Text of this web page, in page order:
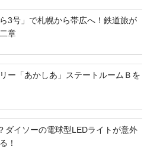
3号」で札幌から帯広へ！鉄道旅が
章
ー「あかしあ」ステートルームＢを
ダイソーの電球型LEDライトが意外
！